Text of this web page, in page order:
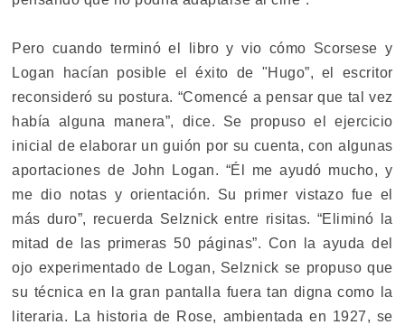
Pero cuando terminó el libro y vio cómo Scorsese y
Logan hacían posible el éxito de "Hugo”, el escritor
reconsideró su postura. “Comencé a pensar que tal vez
había alguna manera”, dice. Se propuso el ejercicio
inicial de elaborar un guión por su cuenta, con algunas
aportaciones de John Logan. “Él me ayudó mucho, y
me dio notas y orientación. Su primer vistazo fue el
más duro”, recuerda Selznick entre risitas. “Eliminó la
mitad de las primeras 50 páginas”. Con la ayuda del
ojo experimentado de Logan, Selznick se propuso que
su técnica en la gran pantalla fuera tan digna como la
literaria. La historia de Rose, ambientada en 1927, se